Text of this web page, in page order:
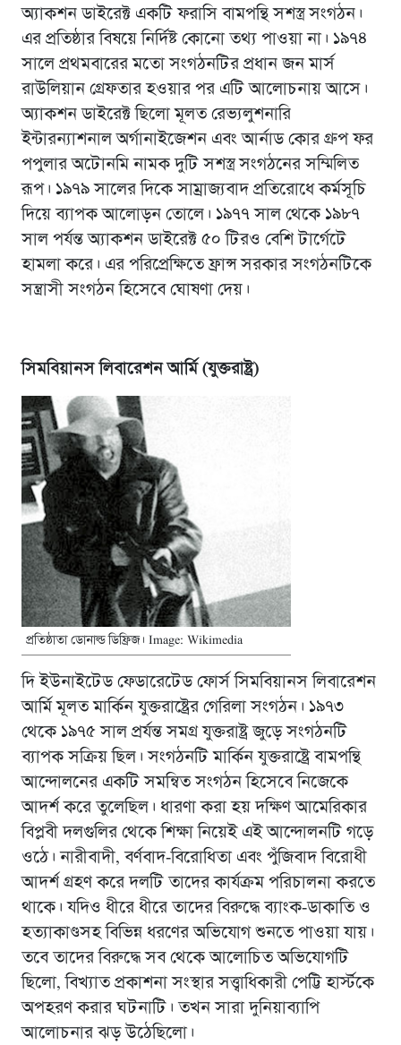
অ্যাকশন ডাইরেক্ট একটি ফরাসি বামপন্থি সশস্ত্র সংগঠন।
এর প্রতিষ্ঠার বিষয়ে নির্দিষ্ট কোনো তথ্য পাওয়া না। ১৯৭৪
সালে প্রথমবারের মতো সংগঠনটির প্রধান জন মার্স
রাউলিয়ান গ্রেফতার হওয়ার পর এটি আলোচনায় আসে।
অ্যাকশন ডাইরেক্ট ছিলো মূলত রেভ্যলুশনারি
ইন্টারন্যাশনাল অর্গানাইজেশন এবং আর্নাড কোর গ্রুপ ফর
পপুলার অটোনমি নামক দুটি সশস্ত্র সংগঠনের সম্মিলিত
রূপ। ১৯৭৯ সালের দিকে সাম্রাজ্যবাদ প্রতিরোধে কর্মসূচি
দিয়ে ব্যাপক আলোড়ন তোলে। ১৯৭৭ সাল থেকে ১৯৮৭
সাল পর্যন্ত অ্যাকশন ডাইরেক্ট ৫০ টিরও বেশি টার্গেটে
হামলা করে। এর পরিপ্রেক্ষিতে ফ্রান্স সরকার সংগঠনটিকে
সন্ত্রাসী সংগঠন হিসেবে ঘোষণা দেয়।
সিমবিয়ানস লিবারেশন আর্মি (যুক্তরাষ্ট্র)
প্রতিষ্ঠাতা ডোনাল্ড ডিফ্রিজ। Image: Wikimedia
দি ইউনাইটেড ফেডারেটেড ফোর্স সিমবিয়ানস লিবারেশন
আর্মি মূলত মার্কিন যুক্তরাষ্ট্রের গেরিলা সংগঠন। ১৯৭৩
থেকে ১৯৭৫ সাল প্রর্যন্ত সমগ্র যুক্তরাষ্ট্র জুড়ে সংগঠনটি
ব্যাপক সক্রিয় ছিল। সংগঠনটি মার্কিন যুক্তরাষ্ট্রে বামপন্থি
আন্দোলনের একটি সমন্বিত সংগঠন হিসেবে নিজেকে
আদর্শ করে তুলেছিল। ধারণা করা হয় দক্ষিণ আমেরিকার
বিপ্লবী দলগুলির থেকে শিক্ষা নিয়েই এই আন্দোলনটি গড়ে
ওঠে। নারীবাদী, বর্ণবাদ-বিরোধিতা এবং পুঁজিবাদ বিরোধী
আদর্শ গ্রহণ করে দলটি তাদের কার্যক্রম পরিচালনা করতে
থাকে। যদিও ধীরে ধীরে তাদের বিরুদ্ধে ব্যাংক-ডাকাতি ও
হত্যাকাণ্ডসহ বিভিন্ন ধরণের অভিযোগ শুনতে পাওয়া যায়।
তবে তাদের বিরুদ্ধে সব থেকে আলোচিত অভিযোগটি
ছিলো, বিখ্যাত প্রকাশনা সংস্থার সত্ত্বাধিকারী পেট্টি হার্স্টকে
অপহরণ করার ঘটনাটি। তখন সারা দুনিয়াব্যাপি
আলোচনার ঝড় উঠেছিলো।